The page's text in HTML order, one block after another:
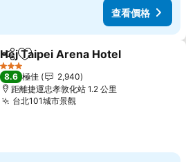
查看價格
分享 放到收藏夾
Hej Taipei Arena Hotel
3 星級
8.6 極佳
2,940
距離捷運忠孝敦化站 1.2 公里
台北101城市景觀查看價格